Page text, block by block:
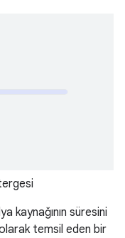
kaynağının süresini
temsil eden bir